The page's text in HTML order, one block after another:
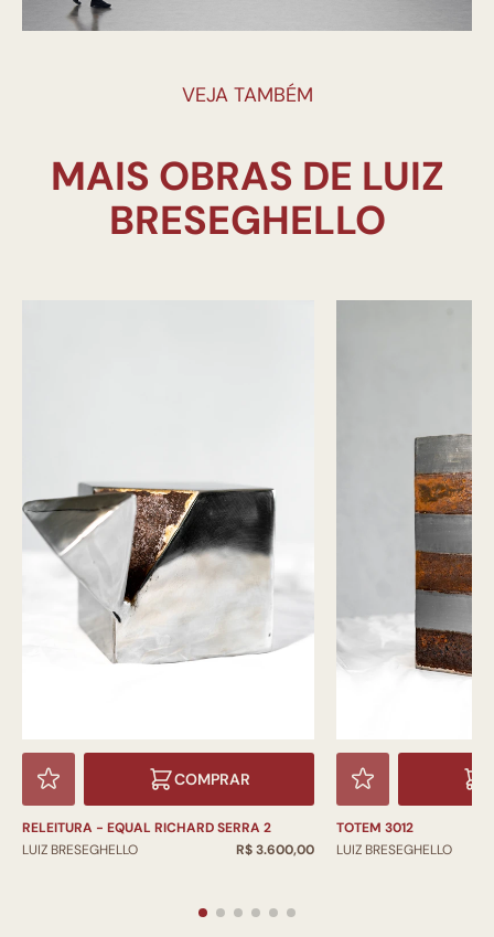
VEJA TAMBÉM
MAIS OBRAS DE LUIZ
COMPRAR
RELEITURA - EQUAL RICHARD SERRA 2
LUIZ BRESEGHELLO
R$ 3.600,00
TOTEM 3012
LUIZ BRESEGHELLO